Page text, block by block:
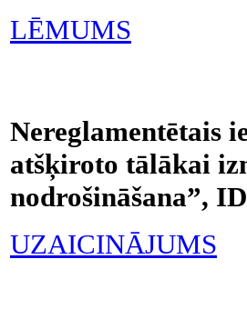
LĒMUMS
Nereglamentētais
atšķiroto tālākai
nodrošināšana”,
UZAICINĀJUMS